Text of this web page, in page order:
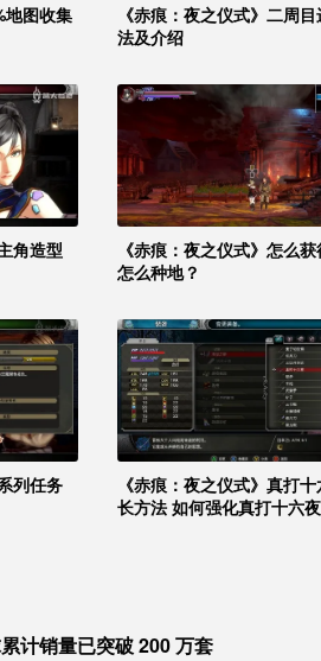
地图收集
《赤痕：夜之仪式》二周
法及介绍
角造型
《赤痕：夜之仪式》怎么获
怎么种地？
列任务
《赤痕：夜之仪式》真打
长方法 如何强化真打十六夜
计销量已突破 200 万套